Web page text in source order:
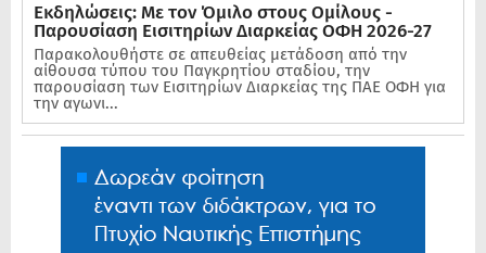
Εκδηλώσεις: Με τον Όμιλο στους Ομίλους -
Παρουσίαση Εισιτηρίων Διαρκείας ΟΦΗ 2026-27
Παρακολουθήστε σε απευθείας μετάδοση από την
αίθουσα τύπου του Παγκρητίου σταδίου, την
παρουσίαση των Εισιτηρίων Διαρκείας της ΠΑΕ ΟΦΗ για
την αγωνι...